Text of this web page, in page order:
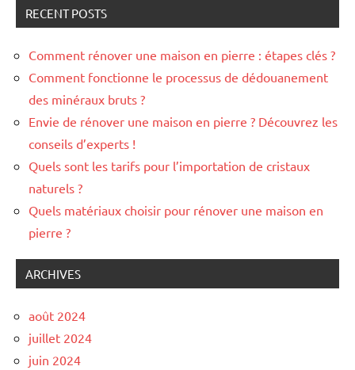
RECENT POSTS
Comment rénover une maison en pierre : étapes clés ?
Comment fonctionne le processus de dédouanement
des minéraux bruts ?
Envie de rénover une maison en pierre ? Découvrez les
conseils d’experts !
Quels sont les tarifs pour l’importation de cristaux
naturels ?
Quels matériaux choisir pour rénover une maison en
pierre ?
ARCHIVES
août 2024
juillet 2024
juin 2024